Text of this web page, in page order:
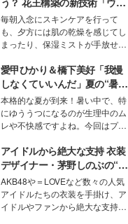
談をお届け！それぞれの視点か
ら、今作ならではの魅力や予想外
の感動をもたらす奥深いストーリ
ーについて熱く語り合ってもらっ
た。
ーターキャプチャリングスキ
ン（捕水肌）」がスキンケア
の常識を変える予感
毎朝入念にスキンケアを行って
も、夕方には肌の乾燥を感じてし
まったり、保湿ミストが手放せな
な美容の常識を大きく変える可能
性を秘めた、革新的な「Water
Capturing Skin（ウォーターキャ
プチャリングスキン：捕水肌）」
技術を、花王が構築した。
愛甲ひかり＆橋下美好「我慢
しなくていいんだ」夏の“暑さ
対策”の新しい選択肢とは？
本格的な夏が到来！暑い中で、特
にゆううつになるのが生理中のム
レや不快感ですよね。今回はプラ
モデル・愛甲ひかりさんと橋下美
好さんを迎えて本音で女子会トー
ク。猛暑のお出かけを快適に過ご
すヒントや、2人が感動した夏の
生理の新常識にも迫りました。
アイドルから絶大な支持 衣装
デザイナー・茅野しのぶの“可
愛い”を作る美学＜「シチズン
クロスシー」インタビュー＞
AKB48や＝LOVEなど数々の人気
アイドルたちの衣装を手掛け、ア
イドルやファンから絶大な支持を